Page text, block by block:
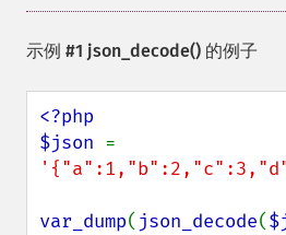
示例 #1 json_decode() 的例子
<?php
$json
var_dump( json_decode(